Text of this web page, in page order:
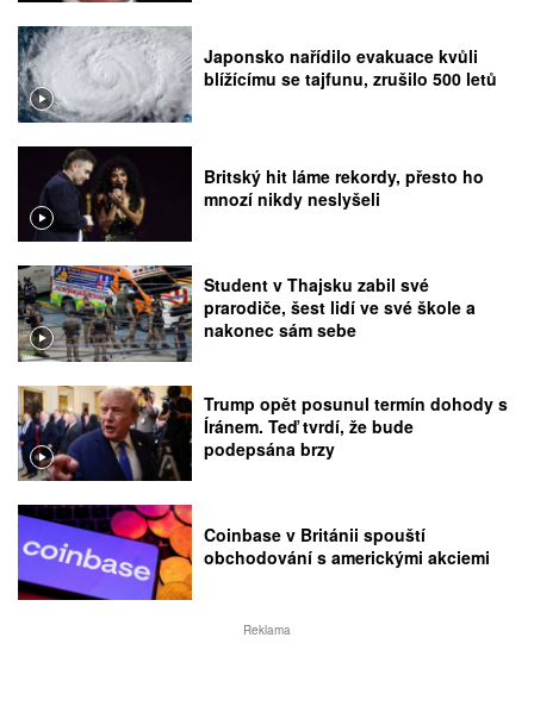
Japonsko nařídilo evakuace kvůli
blížícímu se tajfunu, zrušilo 500 letů
Britský hit láme rekordy, přesto ho
mnozí nikdy neslyšeli
Student v Thajsku zabil své
prarodiče, šest lidí ve své škole a
nakonec sám sebe
Trump opět posunul termín dohody s
Íránem. Teď tvrdí, že bude
podepsána brzy
Coinbase v Británii spouští
obchodování s americkými akciemi
Reklama